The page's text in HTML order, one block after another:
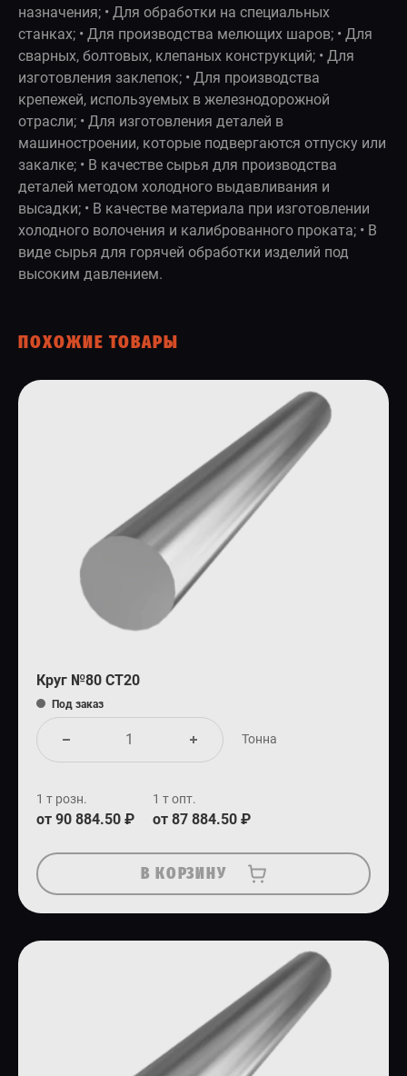
назначения; • Для обработки на специальных
станках; • Для производства мелющих шаров; • Для
сварных, болтовых, клепаных конструкций; • Для
изготовления заклепок; • Для производства
крепежей, используемых в железнодорожной
отрасли; • Для изготовления деталей в
машиностроении, которые подвергаются отпуску или
закалке; • В качестве сырья для производства
деталей методом холодного выдавливания и
высадки; • В качестве материала при изготовлении
холодного волочения и калиброванного проката; • В
виде сырья для горячей обработки изделий под
высоким давлением.
ПОХОЖИЕ ТОВАРЫ
Круг №80 СТ20
Под заказ
Тонна
1 т розн.
от 90 884.50 ₽
1 т опт.
от 87 884.50 ₽
В КОРЗИНУ